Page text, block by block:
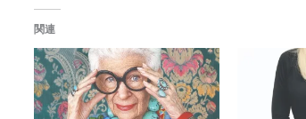
関連